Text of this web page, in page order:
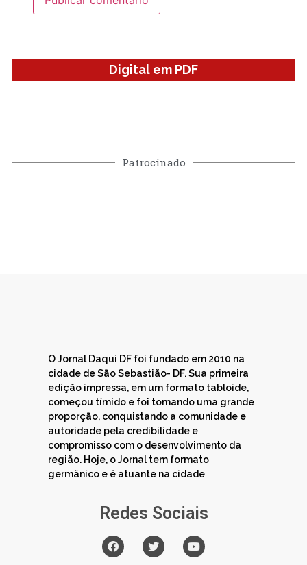
Digital em PDF
Patrocinado
O Jornal Daqui DF foi fundado em 2010 na
cidade de São Sebastião- DF. Sua primeira
edição impressa, em um formato tabloide,
começou tímido e foi tomando uma grande
proporção, conquistando a comunidade e
autoridade pela credibilidade e
compromisso com o desenvolvimento da
região. Hoje, o Jornal tem formato
germânico e é atuante na cidade
Redes Sociais